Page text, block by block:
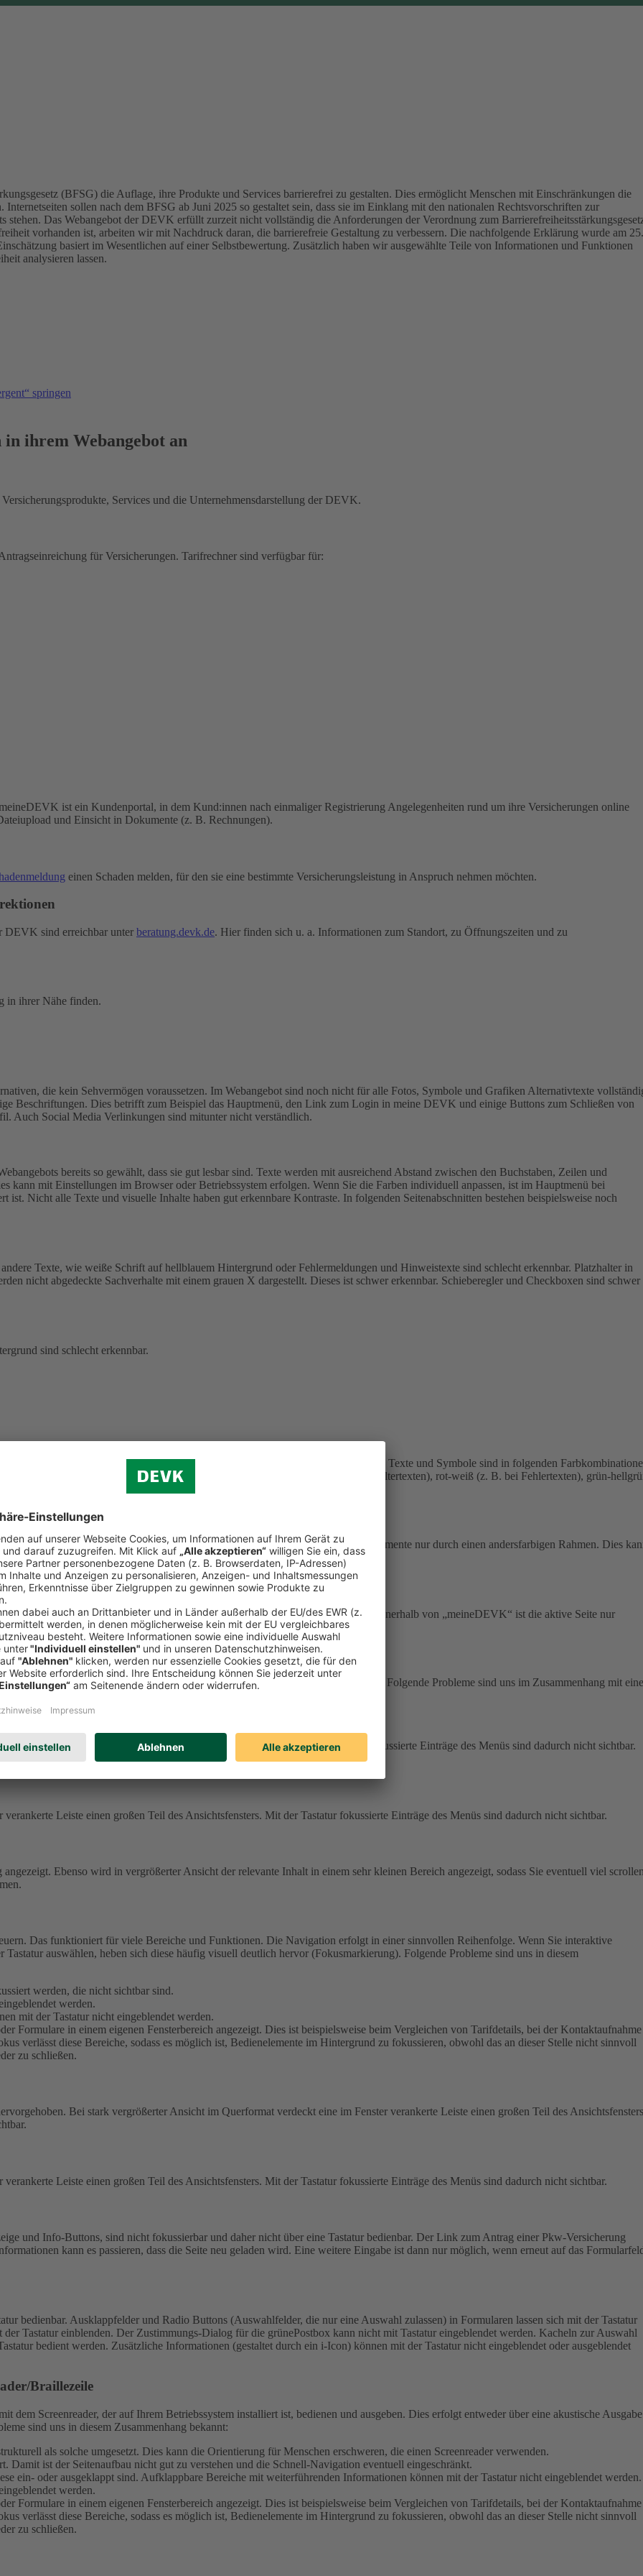
(BFSG) die Auflage, ihre Produkte und Services barrierefrei zu gestalten. Dies ermöglicht Menschen mit Einschränkungen die
sollen nach dem BFSG ab Juni 2025 so gestaltet sein, dass sie im Einklang mit den nationalen Rechtsvorschriften zur
stehen. Das Webangebot der DEVK erfüllt zurzeit nicht vollständig die Anforderungen der Verordnung zum
vorhanden ist, arbeiten wir mit Nachdruck daran, die barrierefreie Gestaltung zu verbessern. Die nachfolgende Erklärung wurde am 25.
basiert im Wesentlichen auf einer Selbstbewertung. Zusätzlich haben wir ausgewählte Teile von Informationen und Funktionen
analysieren lassen.
springen
ihrem Webangebot an
Services und die Unternehmensdarstellung der DEVK.
für Versicherungen. Tarifrechner sind verfügbar für:
ist ein Kundenportal, in dem Kund:innen nach einmaliger Registrierung Angelegenheiten rund um ihre Versicherungen online
und Einsicht in Dokumente (z. B. Rechnungen).
einen Schaden melden, für den sie eine bestimmte Versicherungsleistung in Anspruch nehmen möchten.
DEVK sind erreichbar unter beratung.devk.de. Hier finden sich u. a. Informationen zum Standort, zu Öffnungszeiten und zu
in ihrer Nähe finden.
die kein Sehvermögen voraussetzen. Im Webangebot sind noch nicht für alle Fotos, Symbole und Grafiken Alternativtexte
Beschriftungen. Dies betrifft zum Beispiel das Hauptmenü, den Link zum Login in meine DEVK und einige Buttons zum Schließen von
Auch Social Media Verlinkungen sind mitunter nicht verständlich.
bereits so gewählt, dass sie gut lesbar sind. Texte werden mit ausreichend Abstand zwischen den Buchstaben, Zeilen und
kann mit Einstellungen im Browser oder Betriebssystem erfolgen. Wenn Sie die Farben individuell anpassen, ist im Hauptmenü bei
ist. Nicht alle Texte und visuelle Inhalte haben gut erkennbare Kontraste. In folgenden Seitenabschnitten bestehen beispielsweise noch
Texte, wie weiße Schrift auf hellblauem Hintergrund oder Fehlermeldungen und Hinweistexte sind schlecht erkennbar. Platzhalter in
nicht abgedeckte Sachverhalte mit einem grauen X dargestellt. Dieses ist schwer erkennbar. Schieberegler und Checkboxen sind schwer
sind schlecht erkennbar.
ungelesene und ausgewählte Dokumente anzeigen, sind schwer zu sehen.
Einige Texte und Symbole sind in folgenden
gelb-weiß (bei Postbox-Werkzeugen), grau-weiß (z. B. bei Platzhaltertexten), rot-weiß (z. B. bei Fehlertexten), grün-
sind.Wenn Sie mit der Tastatur navigieren, unterscheiden sich einige fokussierte Elemente nur durch einen andersfarbigen Rahmen. Dies
nicht hervorgehoben.
Farbgebung und können damit schwer zu erkennen sein.In der Navigation innerhalb von „meineDEVK“ ist die aktive Seite nur
dafür Einstellungen im Browser und/oder in Ihrem Betriebssystem zur Verfügung. Folgende Probleme sind uns im Zusammenhang mit
einige Texte.
übernommen.
verankerte Leiste einen großen Teil des Ansichtsfensters. Mit der Tastatur fokussierte Einträge des Menüs sind dadurch nicht sichtbar.
Leiste einen großen Teil des Ansichtsfensters. Mit der Tastatur fokussierte Einträge des Menüs sind dadurch nicht sichtbar.
Ebenso wird in vergrößerter Ansicht der relevante Inhalt in einem sehr kleinen Bereich angezeigt, sodass Sie eventuell viel
Das funktioniert für viele Bereiche und Funktionen. Die Navigation erfolgt in einer sinnvollen Reihenfolge. Wenn Sie interaktive
auswählen, heben sich diese häufig visuell deutlich hervor (Fokusmarkierung). Folgende Probleme sind uns in diesem
werden, die nicht sichtbar sind.
werden.
mit der Tastatur nicht eingeblendet werden.
Formulare in einem eigenen Fensterbereich angezeigt. Dies ist beispielsweise beim Vergleichen von Tarifdetails, bei der Kontaktaufnahme
verlässt diese Bereiche, sodass es möglich ist, Bedienelemente im Hintergrund zu fokussieren, obwohl das an dieser Stelle nicht sinnvoll
zu schließen.
Bei stark vergrößerter Ansicht im Querformat verdeckt eine im Fenster verankerte Leiste einen großen Teil des
Leiste einen großen Teil des Ansichtsfensters. Mit der Tastatur fokussierte Einträge des Menüs sind dadurch nicht sichtbar.
und Info-Buttons, sind nicht fokussierbar und daher nicht über eine Tastatur bedienbar. Der Link zum Antrag einer Pkw-Versicherung
kann es passieren, dass die Seite neu geladen wird. Eine weitere Eingabe ist dann nur möglich, wenn erneut auf das
bedienbar. Ausklappfelder und Radio Buttons (Auswahlfelder, die nur eine Auswahl zulassen) in Formularen lassen sich mit der Tastatur
Tastatur einblenden. Der Zustimmungs-Dialog für die grünePostbox kann nicht mit Tastatur eingeblendet werden. Kacheln zur Auswahl
bedient werden. Zusätzliche Informationen (gestaltet durch ein i-Icon) können mit der Tastatur nicht eingeblendet oder ausgeblendet
Braillezeile
dem Screenreader, der auf Ihrem Betriebssystem installiert ist, bedienen und ausgeben. Dies erfolgt entweder über eine akustische Ausgabe
sind uns in diesem Zusammenhang bekannt:
als solche umgesetzt. Dies kann die Orientierung für Menschen erschweren, die einen Screenreader verwenden.
Damit ist der Seitenaufbau nicht gut zu verstehen und die Schnell-Navigation eventuell eingeschränkt.
ein- oder ausgeklappt sind. Aufklappbare Bereiche mit weiterführenden Informationen können mit der Tastatur nicht eingeblendet werden.
werden.
Formulare in einem eigenen Fensterbereich angezeigt. Dies ist beispielsweise beim Vergleichen von Tarifdetails, bei der Kontaktaufnahme
verlässt diese Bereiche, sodass es möglich ist, Bedienelemente im Hintergrund zu fokussieren, obwohl das an dieser Stelle nicht sinnvoll
zu schließen.